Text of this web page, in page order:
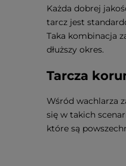
Każda dobrej
tarcz jest
Taka kombinacja
dłuższy okres.
Tarcza
Wśród wachlarza
się w takich
które są